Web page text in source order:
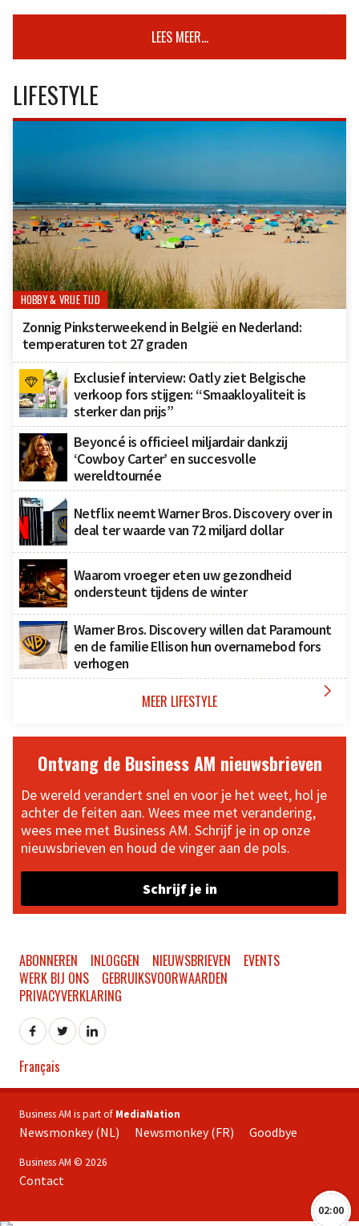
LEES MEER...
LIFESTYLE
HOBBY & VRIJE TIJD
Zonnig Pinksterweekend in België en Nederland:
temperaturen tot 27 graden
Exclusief interview: Oatly ziet Belgische
verkoop fors stijgen: “Smaakloyaliteit is
sterker dan prijs”
Beyoncé is officieel miljardair dankzij
‘Cowboy Carter’ en succesvolle
wereldtournée
Netflix neemt Warner Bros. Discovery over in
deal ter waarde van 72 miljard dollar
Waarom vroeger eten uw gezondheid
ondersteunt tijdens de winter
Warner Bros. Discovery willen dat Paramount
en de familie Ellison hun overnamebod fors
verhogen
MEER LIFESTYLE 
Ontvang de Business AM nieuwsbrieven
De wereld verandert snel en voor je het weet, hol je
achter de feiten aan. Wees mee met verandering,
wees mee met Business AM. Schrijf je in op onze
nieuwsbrieven en houd de vinger aan de pols.
Schrijf je in
02:00
ABONNEREN INLOGGEN NIEUWSBRIEVEN
EVENTS
WERK BIJ ONS
GEBRUIKSVOORWAARDEN
PRIVACYVERKLARING
Français
Business AM is part of MediaNation
Newsmonkey (NL) Newsmonkey (FR) Goodbye
Business AM © 2026
Contact